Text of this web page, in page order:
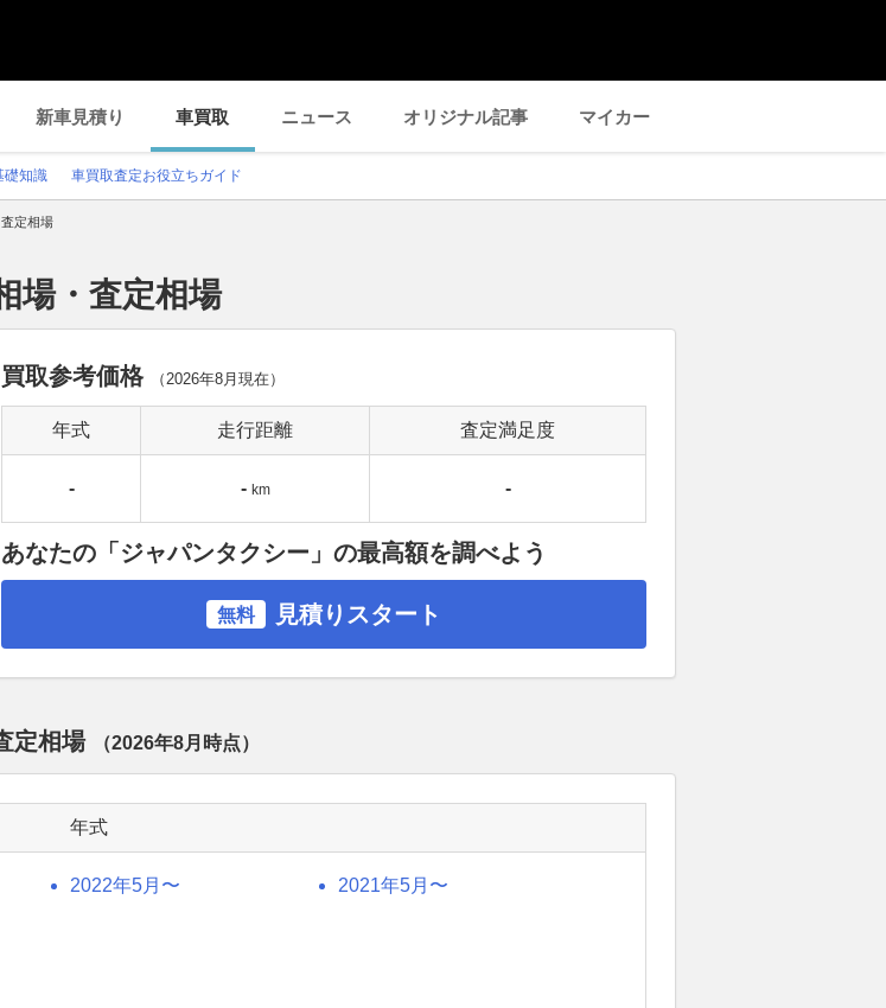
新車見積り 車買取 ニュース オリジナル記事 マイカー
礎知識 車買取査定お役立ちガイド
定相場
場・査定相場
買取参考価格 （2026年8月 現在）
年式 走行距離 査定満足度
- - km -
あなたの「ジャパンタクシー」の最高額を調べよう
無料 見積りスタート
定相場 （2026年8月 時点）
年式
2022年5月〜
2021年5月〜